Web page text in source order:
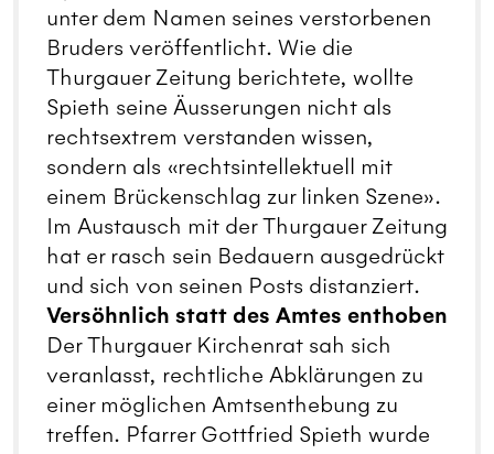
unter dem Namen seines verstorbenen
Bruders veröffentlicht. Wie die
Thurgauer Zeitung berichtete, wollte
Spieth seine Äusserungen nicht als
rechtsextrem verstanden wissen,
sondern als «rechtsintellektuell mit
einem Brückenschlag zur linken Szene».
Im Austausch mit der Thurgauer Zeitung
hat er rasch sein Bedauern ausgedrückt
und sich von seinen Posts distanziert.
Versöhnlich statt des Amtes enthoben
Der Thurgauer Kirchenrat sah sich
veranlasst, rechtliche Abklärungen zu
einer möglichen Amtsenthebung zu
treffen. Pfarrer Gottfried Spieth wurde